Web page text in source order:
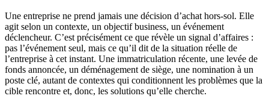
Une entreprise ne prend jamais une décision d’achat hors-sol. Elle
agit selon un contexte, un objectif business, un événement
déclencheur. C’est précisément ce que révèle un signal d’affaires :
pas l’événement seul, mais ce qu’il dit de la situation réelle de
l’entreprise à cet instant. Une immatriculation récente, une levée de
fonds annoncée, un déménagement de siège, une nomination à un
poste clé, autant de contextes qui conditionnent les problèmes que la
cible rencontre et, donc, les solutions qu’elle cherche.